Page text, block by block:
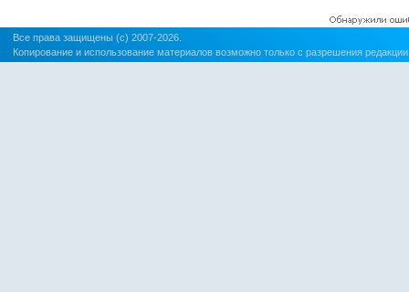
Все права защищены (c) 2007-2026.
Копирование и использование материалов возможно только с разрешения